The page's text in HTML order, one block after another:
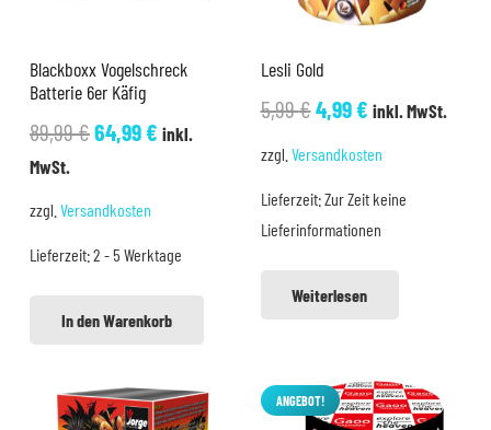
Blackboxx Vogelschreck
Batterie 6er Käfig
89,99€Ursprünglicher
64,99€Aktueller
inkl.
MwSt.
zzgl. Versandkosten
Lieferzeit:2 - 5 Werktage
In den Warenkorb
Lesli Gold
5,99€Ursprünglicher
5,99 €
4,99€Aktueller
4,99 €.
inkl. MwSt.
zzgl. Versandkosten
Lieferzeit:Zur Zeit keine
Lieferinformationen
Weiterlesen
ANGEBOT!